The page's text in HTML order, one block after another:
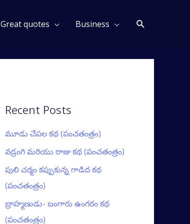
Great quotes Business Search
Recent Posts
మూడు చేపల కథ (పంచతంత్రం)
వడ్రంగి మరియు రాజు కథ (పంచతంత్రం)
పులి చర్మం కప్పుకున్న గాడిద కథ
(పంచతంత్రం)
బ్రాహ్మణుడు- బంగారు ఉంగరం కథ
(పంచతంత్రం)